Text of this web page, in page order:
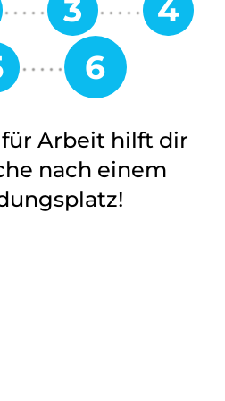
Arbeit hilft dir
nach einem